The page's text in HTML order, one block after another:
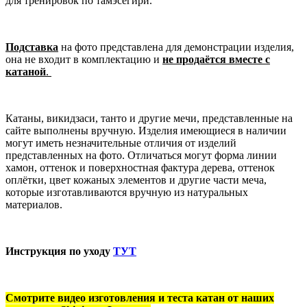
Подставка на фото представлена для демонстрации изделия,
она не входит в комплектацию и не продаётся вместе с
катаной.
Катаны, викидзаси, танто и другие мечи, представленные на
сайте выполнены вручную. Изделия имеющиеся в наличии
могут иметь незначительные отличия от изделий
представленных на фото. Отличаться могут форма линии
хамон, оттенок и поверхностная фактура дерева, оттенок
оплётки, цвет кожаных элементов и другие части меча,
которые изготавливаются вручную из натуральных
материалов.
Инструкция по уходу ТУТ
Смотрите видео изготовления и теста катан от наших